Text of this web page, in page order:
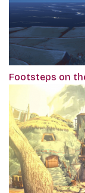
Footsteps on